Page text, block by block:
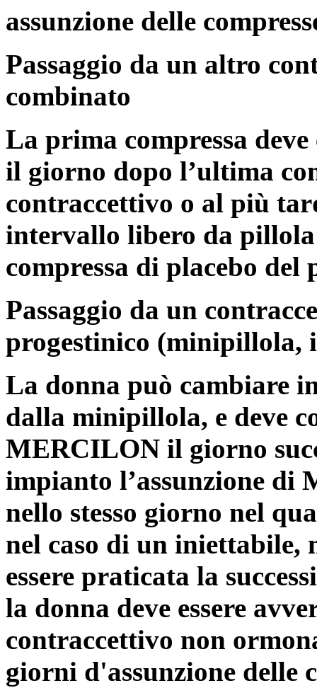
assunzione delle
Passaggio da un altro
combinato
La prima compressa
il giorno dopo l’ultima
contraccettivo o al più
intervallo libero da
compressa di placebo del
Passaggio da un
progestinico (minipillola,
La donna può cambiare
dalla minipillola, e deve
MERCILON il giorno
impianto l’assunzione di
nello stesso giorno nel
nel caso di un iniettabile,
essere praticata la
la donna deve essere
contraccettivo non
giorni d'assunzione delle